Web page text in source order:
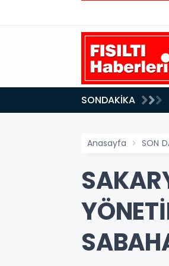
SONDAKİKA
Anasayfa SON